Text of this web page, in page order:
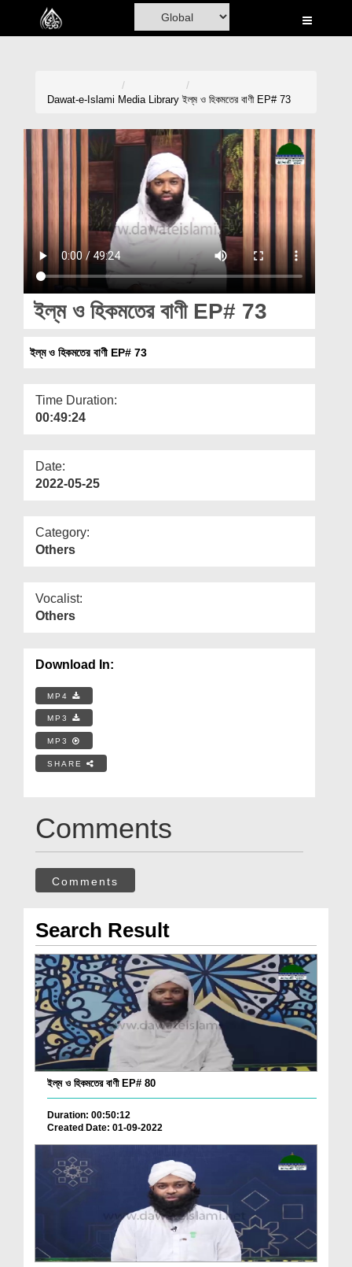
Home
Madani Channel
Rohani Ilaj
Donation
Magazine
Departments
More
Dawat-e-Islami Media Library ইল্‌ম ও হিকমতের বাণী EP# 73
ইল্‌ম ও হিকমতের বাণী EP# 73
ইল্‌ম ও হিকমতের বাণী EP# 73
Time Duration:
00:49:24
Date:
2022-05-25
Category:
Others
Vocalist:
Others
Download In:
MP4
MP3
MP3
SHARE
Comments
Comments
Search Result
ইল্‌ম ও হিকমতের বাণী EP# 80
Duration: 00:50:12
Created Date: 01-09-2022